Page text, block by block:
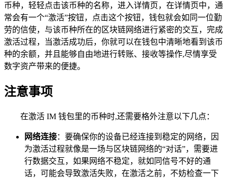
币种，轻轻点击该币种的名称，进入详情页，在详情页中，通
常会有一个“激活”按钮，点击这个按钮，钱包就会如同一位勤
劳的信使，与该币种所在的区块链网络进行紧密的交互，完成
激活过程，当激活成功后，你就可以在钱包中清晰地看到该币
种的余额，并且能够自由地进行转账、接收等操作,尽情享受
数字资产带来的便捷。
注意事项
在激活 IM 钱包里的币种时,还需要格外注意以下几点：
网络连接：要确保你的设备已经连接到稳定的网络，因
为激活过程就像是一场与区块链网络的“对话”，需要进
行数据交互，如果网络不稳定，就如同信号不好的通
话，可能会导致激活失败，在激活之前，不妨检查一下